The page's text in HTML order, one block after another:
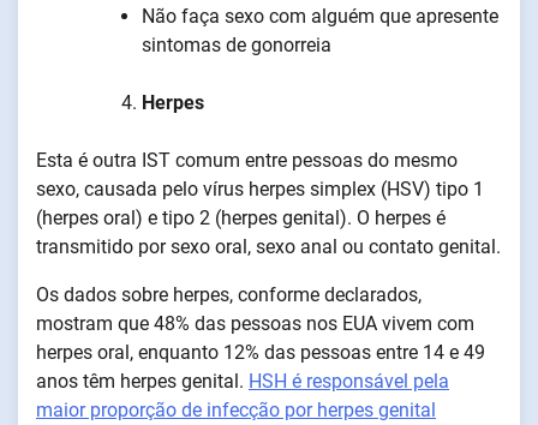
Não faça sexo com alguém que apresente
sintomas de gonorreia
Herpes
Esta é outra IST comum entre pessoas do mesmo
sexo, causada pelo vírus herpes simplex (HSV) tipo 1
(herpes oral) e tipo 2 (herpes genital). O herpes é
transmitido por sexo oral, sexo anal ou contato genital.
Os dados sobre herpes, conforme declarados,
mostram que 48% das pessoas nos EUA vivem com
herpes oral, enquanto 12% das pessoas entre 14 e 49
anos têm herpes genital. HSH é responsável pela
maior proporção de infecção por herpes genital